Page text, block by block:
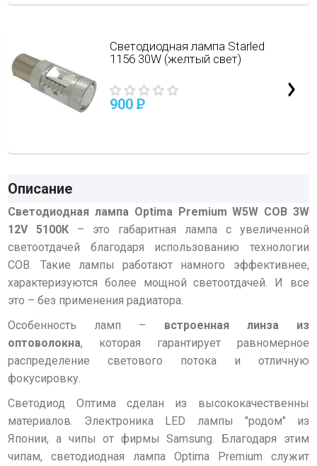
Светодиодная лампа Starled
1156 30W (желтый свет)
900 P
Описание
Светодиодная лампа Optima Premium W5W COB 3W
12V 5100К – это габаритная лампа с увеличенной
светоотдачей благодаря использованию технологии
COB. Такие лампы работают намного эффективнее,
характеризуются более мощной светоотдачей. И все
это – без применения радиатора.
Особенность ламп – встроенная линза из
оптоволокна, которая гарантирует равномерное
распределение светового потока и отличную
фокусировку.
Светодиод Оптима сделан из высококачественны
материалов. Электроника LED лампы "родом" из
Японии, a чипы от фирмы Samsung. Благодаря этим
чипам, светодиодная лампа Optima Premium служит